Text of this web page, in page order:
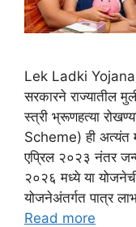
Lek Ladki Yojana
सरकारने राज्यातील
स्त्री भ्रूणहत्या
Scheme) ही अत्यंत
एप्रिल २०२३ नंतर
२०२६ मध्ये या
योजनेअंतर्गत पात्र
Read more